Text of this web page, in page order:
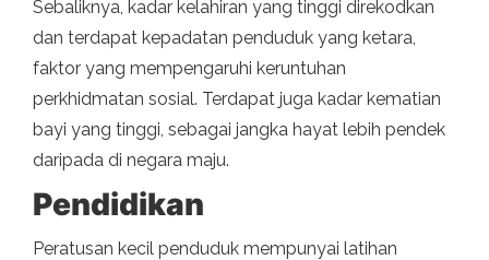
Sebaliknya, kadar kelahiran yang tinggi direkodkan
dan terdapat kepadatan penduduk yang ketara,
faktor yang mempengaruhi keruntuhan
perkhidmatan sosial. Terdapat juga kadar kematian
bayi yang tinggi, sebagai jangka hayat lebih pendek
daripada di negara maju.
Pendidikan
Peratusan kecil penduduk mempunyai latihan